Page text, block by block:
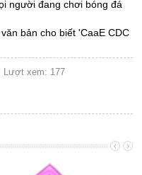
Lượt xem: 177